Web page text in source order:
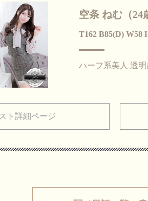
空条 ねむ（24
T162 B85(D) W58
ハーフ系美人 透
ト詳細ページ